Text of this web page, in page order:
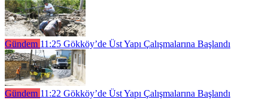
Gündem 11:25 Gökköy’de Üst Yapı Çalışmalarına Başlandı
Gündem 11:22 Gökköy’de Üst Yapı Çalışmalarına Başlandı